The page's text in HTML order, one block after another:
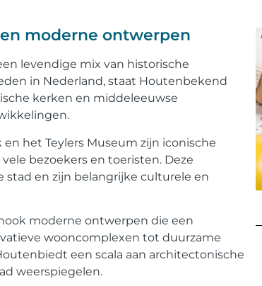
moderne ontwerpen
levendige mix van historische
in Nederland, staat Houtenbekend
kerken en middeleeuwse
het Teylers Museum zijn iconische
bezoekers en toeristen. Deze
en zijn belangrijke culturele en
moderne ontwerpen die een
wooncomplexen tot duurzame
een scala aan architectonische
weerspiegelen.